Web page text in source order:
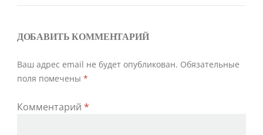
ДОБАВИТЬ КОММЕНТАРИЙ
Ваш адрес email не будет опубликован. Обязательные
поля помечены *
Комментарий *